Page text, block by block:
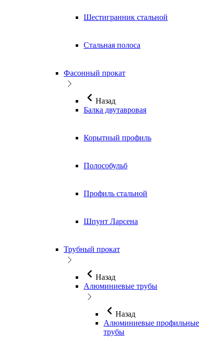
Шестигранник стальной
Стальная полоса
Фасонный прокат
Назад
Балка двутавровая
Корытный профиль
Полособульб
Профиль стальной
Шпунт Ларсена
Трубный прокат
Назад
Алюминиевые трубы
Назад
Алюминиевые профильные
трубы